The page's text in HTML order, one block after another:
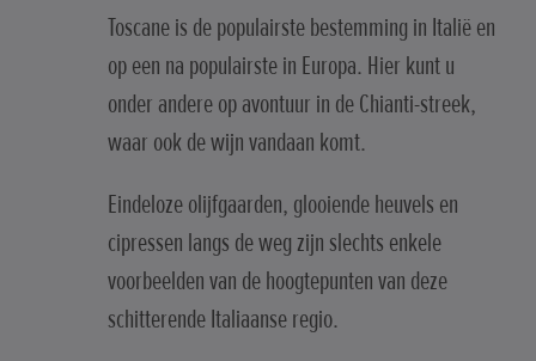
Toscane is de populairste bestemming in Italië en
op een na populairste in Europa. Hier kunt u
onder andere op avontuur in de Chianti-streek,
waar ook de wijn vandaan komt.
Eindeloze olijfgaarden, glooiende heuvels en
cipressen langs de weg zijn slechts enkele
voorbeelden van de hoogtepunten van deze
schitterende Italiaanse regio.